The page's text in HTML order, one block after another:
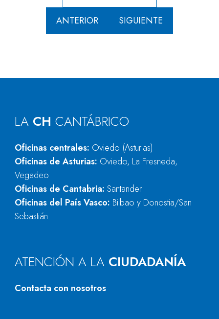
ANTERIOR SIGUIENTE
LA CH CANTÁBRICO
Oficinas centrales: Oviedo (Asturias)
Oficinas de Asturias: Oviedo, La Fresneda,
Vegadeo
Oficinas de Cantabria: Santander
Oficinas del País Vasco: Bilbao y Donostia/San
Sebastián
ATENCIÓN A LA CIUDADANÍA
Contacta con nosotros